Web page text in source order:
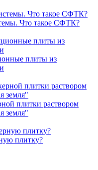
Что такое СФТК?
плиты из
плитки раствором
земля"
плитку?